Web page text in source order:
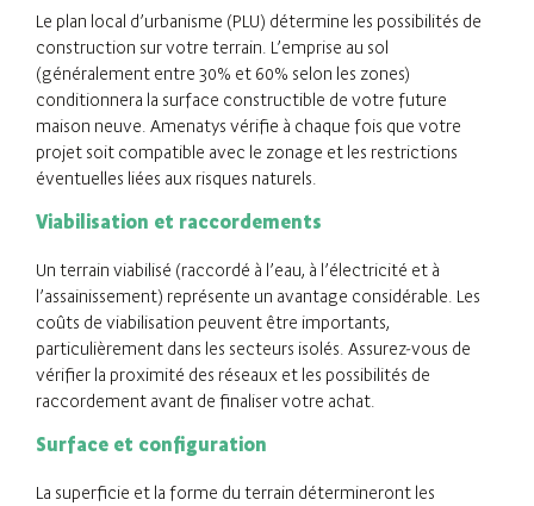
Le plan local d’urbanisme (PLU) détermine les possibilités de
construction sur votre terrain. L’emprise au sol
(généralement entre 30% et 60% selon les zones)
conditionnera la surface constructible de votre future
maison neuve. Amenatys vérifie à chaque fois que votre
projet soit compatible avec le zonage et les restrictions
éventuelles liées aux risques naturels.
Viabilisation et raccordements
Un terrain viabilisé (raccordé à l’eau, à l’électricité et à
l’assainissement) représente un avantage considérable. Les
coûts de viabilisation peuvent être importants,
particulièrement dans les secteurs isolés. Assurez-vous de
vérifier la proximité des réseaux et les possibilités de
raccordement avant de finaliser votre achat.
Surface et configuration
La superficie et la forme du terrain détermineront les